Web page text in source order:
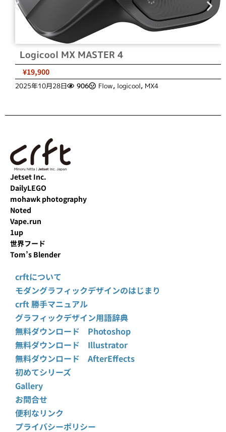
Logicool MX MASTER 4
¥19,900
2025年10月28日 906 Flow, logicool, MX4
Jetset Inc.
DailyLEGO
mohawk photography
Noted
Vape.run
1up
世界フード
Tom’s Blender
crftについて
モダングラフィックデザインのはじまり
crft 勝手マニュアル
グラフィックデザイン用語辞典
無料ダウンロード Photoshop
無料ダウンロード Illustrator
無料ダウンロード AfterEffects
初めてシリーズ
Gallery
お問合せ
便利なリンク
プライバシーポリシー